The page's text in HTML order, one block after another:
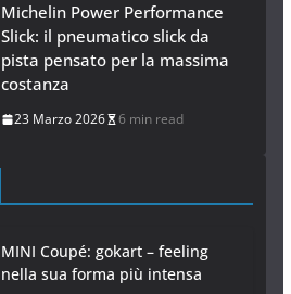
Michelin Power Performance
Slick: il pneumatico slick da
pista pensato per la massima
costanza
23 Marzo 2026 6 min read
MINI Coupé: gokart – feeling
nella sua forma più intensa